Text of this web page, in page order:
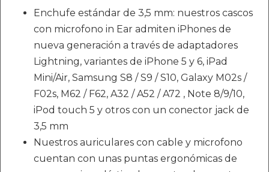
Enchufe estándar de 3,5 mm: nuestros cascos
con microfono in Ear admiten iPhones de
nueva generación a través de adaptadores
Lightning, variantes de iPhone 5 y 6, iPad
Mini/Air, Samsung S8 / S9 / S10, Galaxy M02s /
F02s, M62 / F62, A32 / A52 / A72 , Note 8/9/10,
iPod touch 5 y otros con un conector jack de
3,5 mm
Nuestros auriculares con cable y microfono
cuentan con unas puntas ergonómicas de